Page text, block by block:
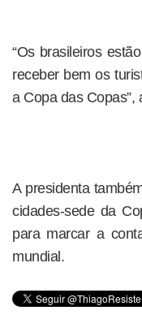
“Os brasileiros
receber bem os
a Copa das Copas”,
A presidenta
cidades-sede da
para marcar a
mundial.